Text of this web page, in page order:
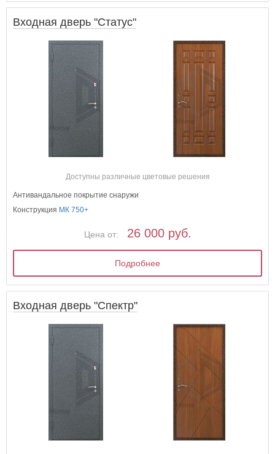
Входная дверь "Статус"
Доступны различные цветовые решения
Антивандальное покрытие снаружи
Конструкция МК 750+
Цена от: 26 000 руб.
Подробнее
Входная дверь "Спектр"